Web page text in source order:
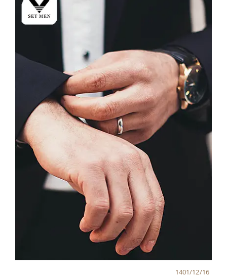
1401/12/16